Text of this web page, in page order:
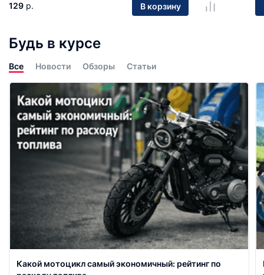
129 р. В корзину
Будь в курсе
Все Новости Обзоры Статьи
Какой мотоцикл самый экономичный: рейтинг по